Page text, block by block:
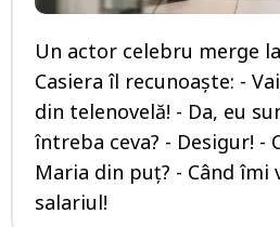
Un actor celebru merge
Casiera îl recunoaște: -
din telenovelă! - Da, eu
întreba ceva? - Desigur! -
Maria din puț? - Când îmi
salariul!